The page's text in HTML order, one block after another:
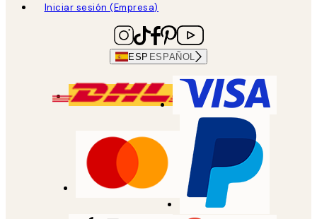
Iniciar sesión (Empresa)
ESP ESPAÑOL